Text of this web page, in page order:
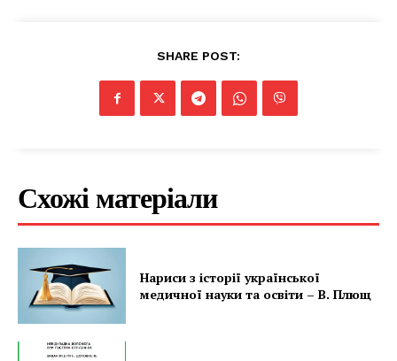
SHARE POST:
Схожі матеріали
Нариси з історії української
медичної науки та освіти – В. Плющ